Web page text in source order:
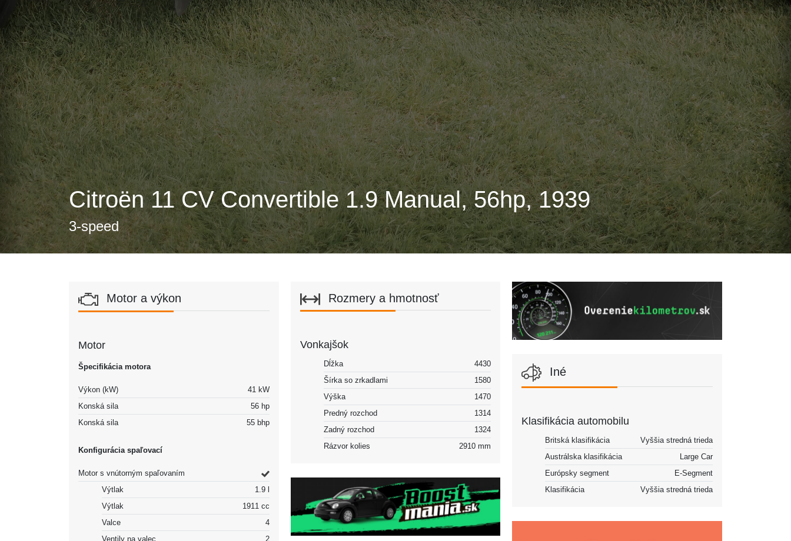
Citroën 11 CV Convertible 1.9 Manual, 56hp, 1939
3-speed
Motor a výkon
Motor
Špecifikácia motora
Výkon (kW)
41 kW
Konská sila
56 hp
Konská sila
55 bhp
Konfigurácia spaľovací
Motor s vnútorným spaľovaním
Výtlak
1.9 l
Výtlak
1911 cc
Valce
4
Ventily na valec
2
Rozmery a hmotnosť
Vonkajšok
Dĺžka
4430
Šírka so zrkadlami
1580
Výška
1470
Predný rozchod
1314
Zadný rozchod
1324
Rázvor kolies
2910 mm
Iné
Klasifikácia automobilu
Britská klasifikácia
Vyššia stredná trieda
Austrálska klasifikácia
Large Car
Európsky segment
E-Segment
Klasifikácia
Vyššia stredná trieda